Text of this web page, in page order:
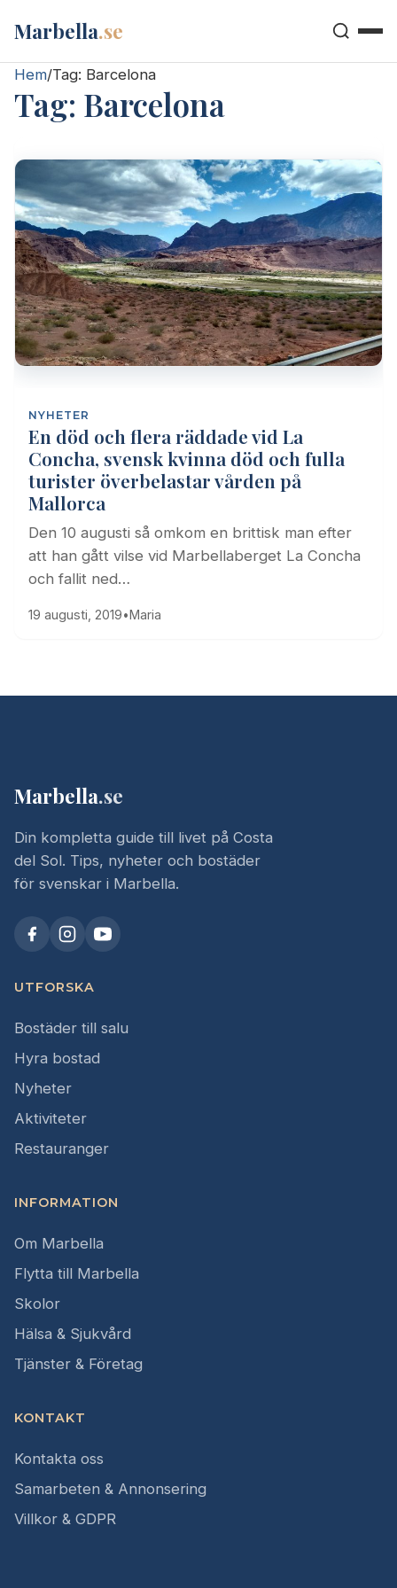
Marbella.se
Hem/Tag: Barcelona
Tag: Barcelona
NYHETER
En död och flera räddade vid La
Concha, svensk kvinna död och fulla
turister överbelastar vården på
Mallorca
Den 10 augusti så omkom en brittisk man efter
att han gått vilse vid Marbellaberget La Concha
och fallit ned…
19 augusti, 2019•Maria
Marbella.se
Din kompletta guide till livet på Costa
del Sol. Tips, nyheter och bostäder
för svenskar i Marbella.
UTFORSKA
Bostäder till salu
Hyra bostad
Nyheter
Aktiviteter
Restauranger
INFORMATION
Om Marbella
Flytta till Marbella
Skolor
Hälsa & Sjukvård
Tjänster & Företag
KONTAKT
Kontakta oss
Samarbeten & Annonsering
Villkor & GDPR